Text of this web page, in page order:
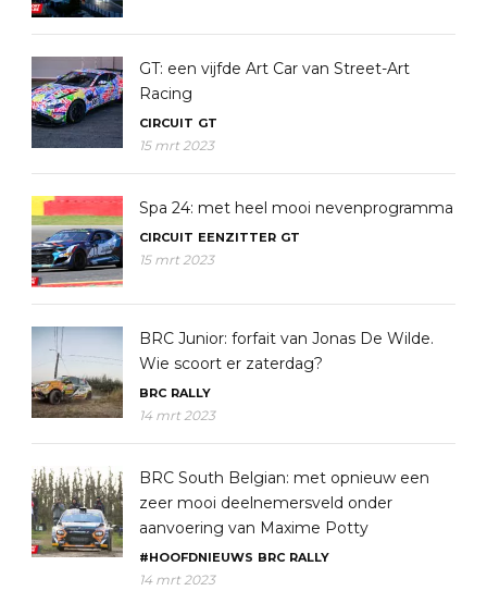
GT: een vijfde Art Car van Street-Art
Racing
CIRCUIT GT
15 mrt 2023
Spa 24: met heel mooi nevenprogramma
CIRCUIT EENZITTER GT
15 mrt 2023
BRC Junior: forfait van Jonas De Wilde.
Wie scoort er zaterdag?
BRC RALLY
14 mrt 2023
BRC South Belgian: met opnieuw een
zeer mooi deelnemersveld onder
aanvoering van Maxime Potty
#HOOFDNIEUWS BRC RALLY
14 mrt 2023